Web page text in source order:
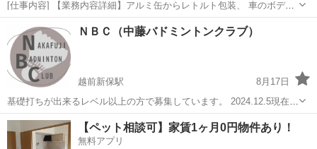
[仕事内容] 【業務内容詳細】アルミ缶からレトルト包装、 車のボデ
ィ、 航空機部品に至るまで、 さまざまな アルミ製品を製造してい
る。 福井工場にて品質確認補助業務。 ハリ金状の製品をコイルにセッ
トして基準地に満たしているか...
ＮＢＣ（中藤バドミントンクラブ）
越前新保駅
8月17日
基礎打ちが出来るレベル以上の方で募集しています。 2024.12.5現在、
かなり人数が増えてきたので、原則学生時代３年以上の部活経験又は
社会人スタートで大会３部クラス以上の方でお願いします。 ①日時：
日曜日１９時から２１時...
福井 福井市 越前新保駅 バドミントン
バドミントンクラブ
【ペット相談可】家賃1ヶ月0円物件あり！
無料アプリ